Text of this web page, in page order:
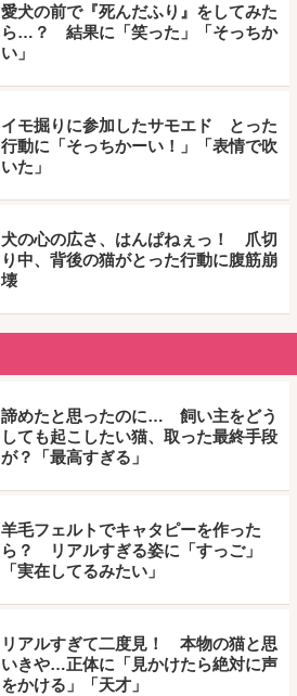
愛犬の前で『死んだふり』をしてみた
ら…？ 結果に「笑った」「そっちか
い」
イモ掘りに参加したサモエド とった
行動に「そっちかーい！」「表情で吹
いた」
犬の心の広さ、はんぱねぇっ！ 爪切
り中、背後の猫がとった行動に腹筋崩
壊
諦めたと思ったのに… 飼い主をどう
しても起こしたい猫、取った最終手段
が？「最高すぎる」
羊毛フェルトでキャタピーを作った
ら？ リアルすぎる姿に「すっご」
「実在してるみたい」
リアルすぎて二度見！ 本物の猫と思
いきや…正体に「見かけたら絶対に声
をかける」「天才」